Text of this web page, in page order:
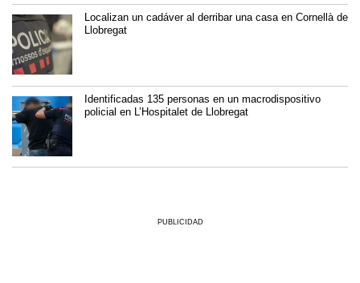
Localizan un cadáver al derribar una casa en Cornellà de
Llobregat
Identificadas 135 personas en un macrodispositivo
policial en L’Hospitalet de Llobregat
PUBLICIDAD